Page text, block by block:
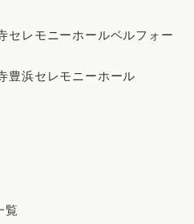
セレモニーホールベルフォー
豊浜セレモニーホール
覧